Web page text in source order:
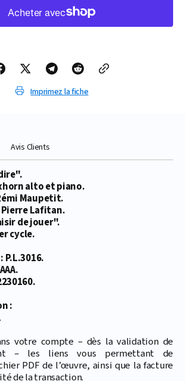
Imprimez la fiche
Avis Clients
alto et piano.
Maupetit.
Lafitan.
de jouer".
cycle.
:
votre compte – dès la validation de
– les liens vous permettant de
PDF de l’œuvre, ainsi que la facture
de la transaction.